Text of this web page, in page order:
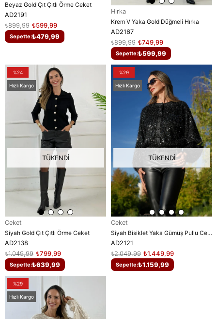
Beyaz Gold Çıt Çıtlı Örme Ceket
AD2191
₺599,99
₺899,99
Sepette:₺479,99
Hırka
Krem V Yaka Gold Düğmeli Hırka
AD2167
₺749,99
₺899,99
Sepette:₺599,99
TÜKENDI
Ceket
Siyah Gold Çıt Çıtlı Örme Ceket
AD2138
₺799,99
₺1.049,99
Sepette:₺639,99
%24
Hızlı Kargo
TÜKENDI
Ceket
Siyah Bisiklet Yaka Gümüş Pullu Ceket
AD2121
₺1.449,99
₺2.049,99
Sepette:₺1.159,99
%29
Hızlı Kargo
%29
Hızlı Kargo